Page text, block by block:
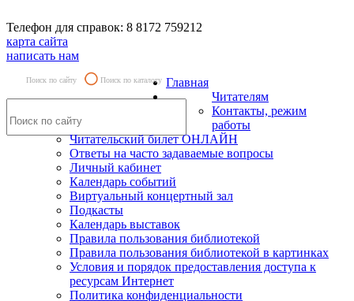
Телефон для справок: 8 8172 759212
карта сайта
написать нам
Поиск по сайту Поиск по каталогу Главная
Читателям
Контакты, режим
работы
Читательский билет ОНЛАЙН
Ответы на часто задаваемые вопросы
Личный кабинет
Календарь событий
Виртуальный концертный зал
Подкасты
Календарь выставок
Правила пользования библиотекой
Правила пользования библиотекой в картинках
Условия и порядок предоставления доступа к
ресурсам Интернет
Политика конфиденциальности